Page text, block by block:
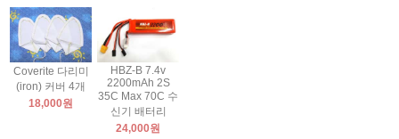
Coverite 다리미
(iron) 커버 4개
18,000원
HBZ-B 7.4v
2200mAh 2S
35C Max 70C 수
신기 배터리
24,000원